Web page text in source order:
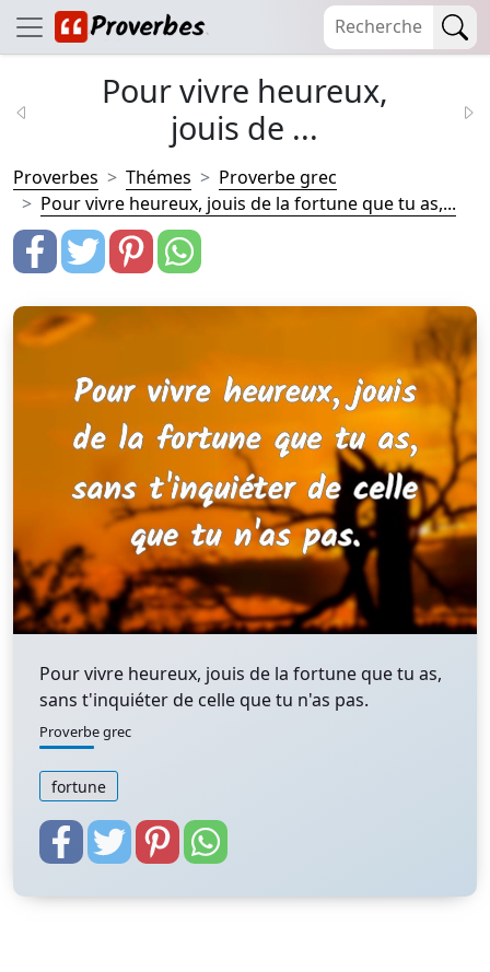
Pour vivre heureux,
jouis de ...
Proverbes Thémes
Proverbe grec
Pour vivre heureux, jouis de la fortune que tu as,...
Pour vivre heureux, jouis de la fortune que tu as,
sans t'inquiéter de celle que tu n'as pas.
Proverbe grec
fortune